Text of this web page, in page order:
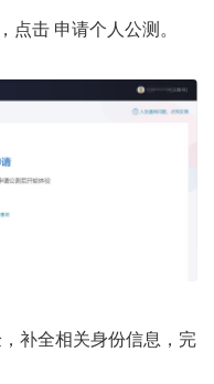
点击 申请个人公测。
补全相关身份信息，完